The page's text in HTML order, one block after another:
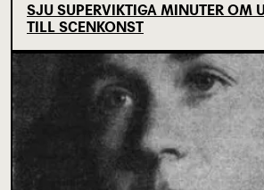
SJU SUPERVIKTIGA MINUTER OM
TILL SCENKONST